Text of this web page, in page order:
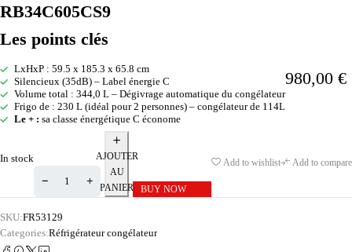
RB34C605CS9
Les points clés
LxHxP : 59.5 x 185.3 x 65.8 cm
Silencieux (35dB) – Label énergie C
Volume total : 344,0 L – Dégivrage automatique du congélateur
Frigo de : 230 L (idéal pour 2 personnes) – congélateur de 114L
Le + : sa classe énergétique C économe
980,00 €
In stock
AJOUTER
AU
PANIER
BUY NOW
Add to wishlist Add to compare
SKU:FR53129
Categories:Réfrigérateur congélateur